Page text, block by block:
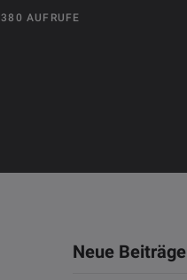
380 AUFRUFE
Neue Beiträge